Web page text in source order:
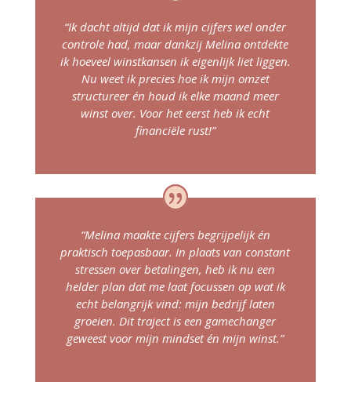
“Ik dacht altijd dat ik mijn cijfers wel onder
controle had, maar dankzij Melina ontdekte
ik hoeveel winstkansen ik eigenlijk liet liggen.
Nu weet ik precies hoe ik mijn omzet
structureer én houd ik elke maand meer
winst over. Voor het eerst heb ik echt
financiële rust!”
“Melina maakte cijfers begrijpelijk én
praktisch toepasbaar. In plaats van constant
stressen over betalingen, heb ik nu een
helder plan dat me laat focussen op wat ik
echt belangrijk vind: mijn bedrijf laten
groeien. Dit traject is een gamechanger
geweest voor mijn mindset én mijn winst.”